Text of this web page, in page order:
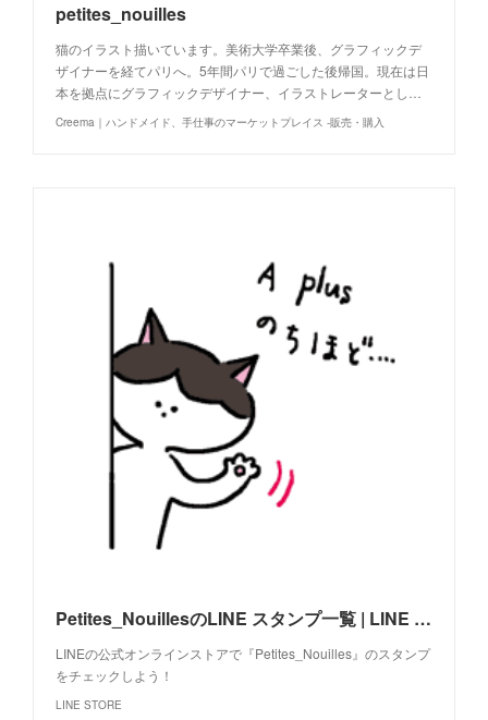
petites_nouilles
猫のイラスト描いています。美術大学卒業後、グラフィックデ
ザイナーを経てパリへ。5年間パリで過ごした後帰国。現在は日
本を拠点にグラフィックデザイナー、イラストレーターとし…
Creema｜ハンドメイド、手仕事のマーケットプレイス -販売・購入
Petites_NouillesのLINE スタンプ一覧 | LINE STORE
LINEの公式オンラインストアで『Petites_Nouilles』のスタンプ
をチェックしよう！
LINE STORE